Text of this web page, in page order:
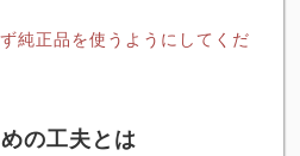
純正品を使うようにしてくだ
の工夫とは